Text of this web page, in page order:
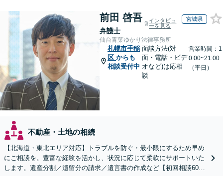
前田 啓吾
弁護士
インタビュ
ーを見る
宮城県
仙台青葉ゆかり法律事務所
札幌市手稲
区 からも
相談受付中
面談方法(対
面・電話・ビデ
オなど)は応相
談
営業時間：1
0:00~21:00
（平日）
不動産・土地の相続
【北海道・東北エリア対応】トラブルを防ぐ・最小限にするため早め
にご相談を。豊富な経験を活かし、状況に応じて柔軟にサポートいた
します。遺産分割／遺留分の請求／遺言書の作成など【初回相談60分